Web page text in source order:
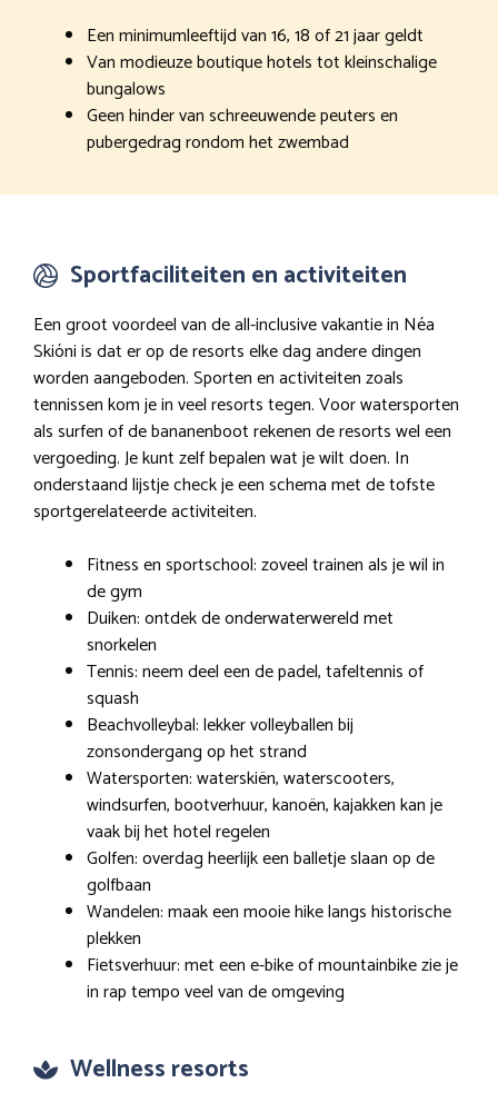
Een minimumleeftijd van 16, 18 of 21 jaar geldt
Van modieuze boutique hotels tot kleinschalige
bungalows
Geen hinder van schreeuwende peuters en
pubergedrag rondom het zwembad
Sportfaciliteiten en activiteiten
Een groot voordeel van de all-inclusive vakantie in Néa
Skióni is dat er op de resorts elke dag andere dingen
worden aangeboden. Sporten en activiteiten zoals
tennissen kom je in veel resorts tegen. Voor watersporten
als surfen of de bananenboot rekenen de resorts wel een
vergoeding. Je kunt zelf bepalen wat je wilt doen. In
onderstaand lijstje check je een schema met de tofste
sportgerelateerde activiteiten.
Fitness en sportschool: zoveel trainen als je wil in
de gym
Duiken: ontdek de onderwaterwereld met
snorkelen
Tennis: neem deel een de padel, tafeltennis of
squash
Beachvolleybal: lekker volleyballen bij
zonsondergang op het strand
Watersporten: waterskiën, waterscooters,
windsurfen, bootverhuur, kanoën, kajakken kan je
vaak bij het hotel regelen
Golfen: overdag heerlijk een balletje slaan op de
golfbaan
Wandelen: maak een mooie hike langs historische
plekken
Fietsverhuur: met een e-bike of mountainbike zie je
in rap tempo veel van de omgeving
Wellness resorts